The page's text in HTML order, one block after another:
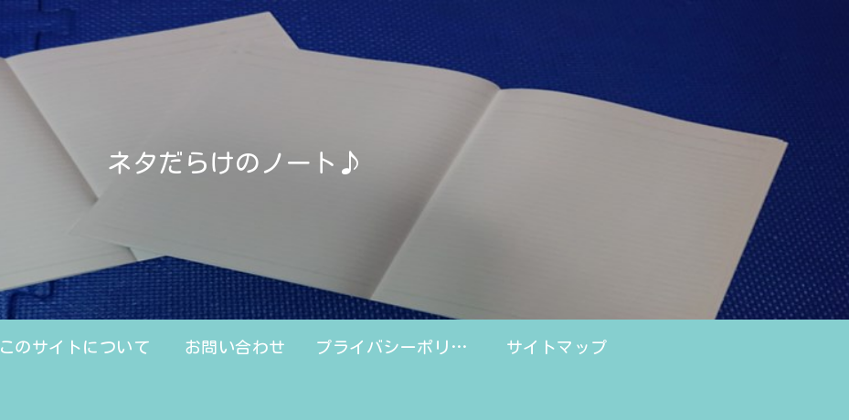
ネタだらけのノート♪
このサイトについて お問い合わせ プライバシーポリシー サイトマップ